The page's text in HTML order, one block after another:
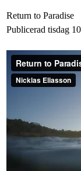
Return to Paradise
Publicerad tisdag